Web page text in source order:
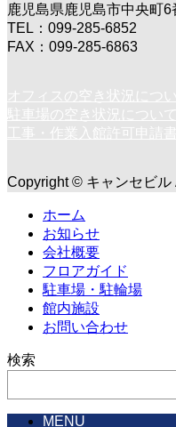
鹿児島県鹿児島市中央町6
TEL：099-285-6852
FAX：099-285-6863
オフィスの空き状況につ
駐車場の空き状況について
工事・作業入館許可申請書
Copyright © キャンセビル
ホーム
お知らせ
会社概要
フロアガイド
駐車場・駐輪場
館内施設
お問い合わせ
検索
MENU